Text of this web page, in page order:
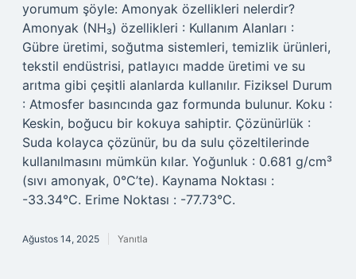
yorumum şöyle: Amonyak özellikleri nelerdir?
Amonyak (NH₃) özellikleri : Kullanım Alanları :
Gübre üretimi, soğutma sistemleri, temizlik ürünleri,
tekstil endüstrisi, patlayıcı madde üretimi ve su
arıtma gibi çeşitli alanlarda kullanılır. Fiziksel Durum
: Atmosfer basıncında gaz formunda bulunur. Koku :
Keskin, boğucu bir kokuya sahiptir. Çözünürlük :
Suda kolayca çözünür, bu da sulu çözeltilerinde
kullanılmasını mümkün kılar. Yoğunluk : 0.681 g/cm³
(sıvı amonyak, 0°C’te). Kaynama Noktası :
-33.34°C. Erime Noktası : -77.73°C.
Ağustos 14, 2025 Yanıtla